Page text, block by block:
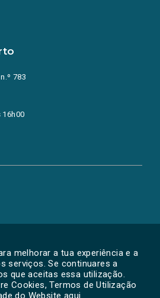
melhorar a tua experiência e a
serviços. Se continuares a
que aceitas essa utilização.
Cookies, Termos de Utilização
do Website aqui
783
16h00